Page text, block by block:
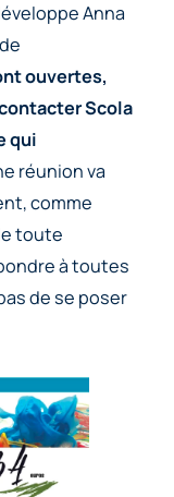
Anna
ouvertes,
Scola
qui
réunion va
comme
toute
à toutes
de se poser